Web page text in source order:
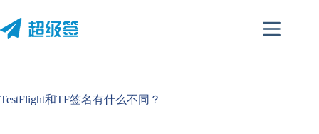
至
内
TestFlight和TF签名有什么不同？